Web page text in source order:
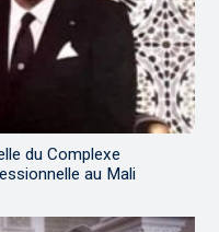
du Complexe
au Mali